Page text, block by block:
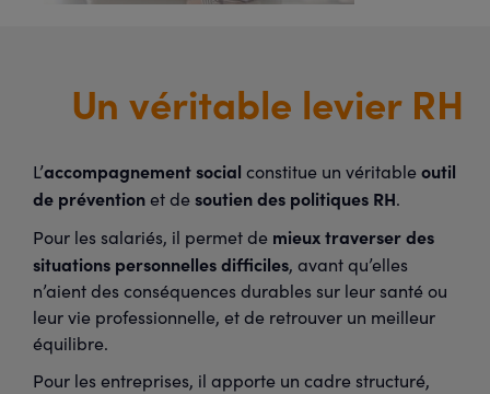
Un véritable levier RH
L’accompagnement social constitue un véritableoutil
de préventionet desoutien des politiques RH.
Pour les salariés, il permet de mieux traverser des
situations personnelles difficiles, avant qu’elles
n’aient des conséquences durables sur leur santé ou
leur vie professionnelle, et de retrouver un meilleur
équilibre.
Pour les entreprises, il apporte un cadre structuré,